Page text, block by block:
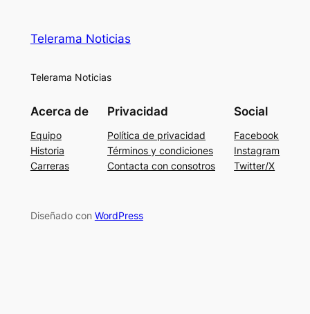
Telerama Noticias
Telerama Noticias
Acerca de
Equipo
Historia
Carreras
Privacidad
Política de privacidad
Términos y condiciones
Contacta con consotros
Social
Facebook
Instagram
Twitter/X
Diseñado con WordPress